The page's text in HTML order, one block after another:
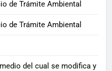
de Trámite Ambiental
de Trámite Ambiental
del cual se modifica y